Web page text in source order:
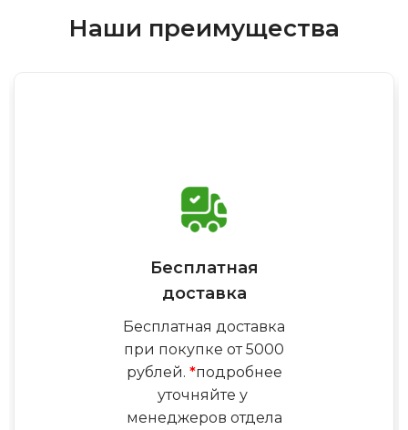
Наши преимущества
Бесплатная
доставка
Бесплатная доставка
при покупке от 5000
рублей. *подробнее
уточняйте у
менеджеров отдела